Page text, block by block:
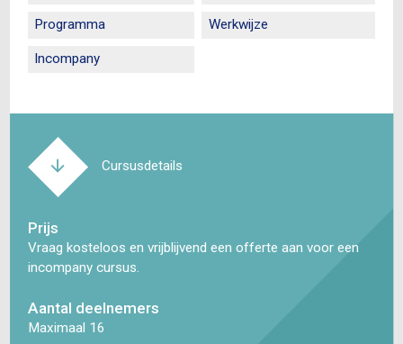
Programma Werkwijze
Incompany
Cursusdetails
Prijs
Vraag kosteloos en vrijblijvend een offerte aan voor een
incompany cursus.
Aantal deelnemers
Maximaal 16